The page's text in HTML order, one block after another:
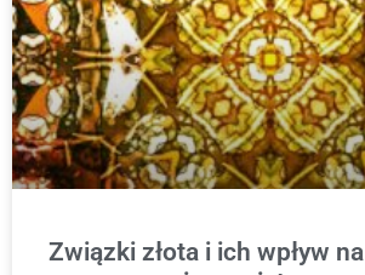
Związki złota i ich wpływ na